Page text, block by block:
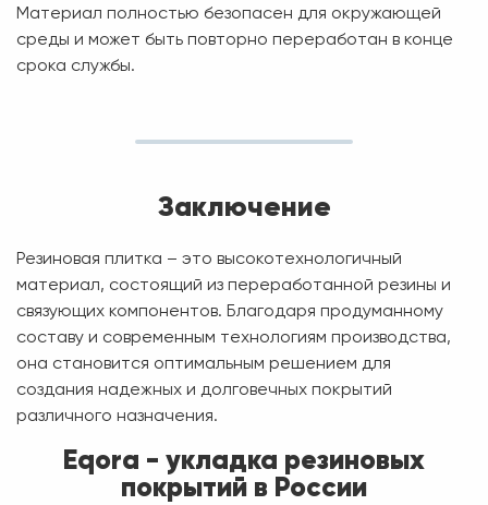
Материал полностью безопасен для окружающей
среды и может быть повторно переработан в конце
срока службы.
Заключение
Резиновая плитка – это высокотехнологичный
материал, состоящий из переработанной резины и
связующих компонентов. Благодаря продуманному
составу и современным технологиям производства,
она становится оптимальным решением для
создания надежных и долговечных покрытий
различного назначения.
Eqora - укладка резиновых
покрытий в России